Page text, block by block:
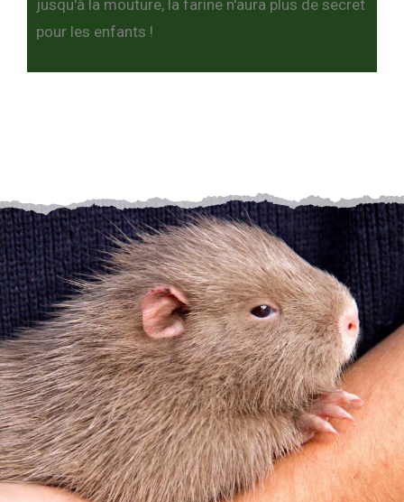
jusqu'à la mouture, la farine n'aura plus de secret
pour les enfants !